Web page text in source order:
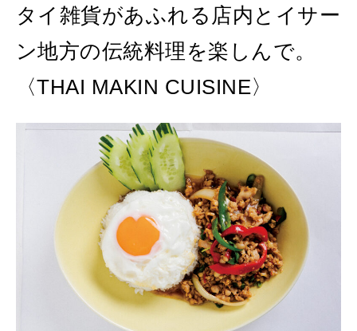
タイ雑貨があふれる店内とイサー
ン地方の伝統料理を楽しんで。
〈THAI MAKIN CUISINE〉